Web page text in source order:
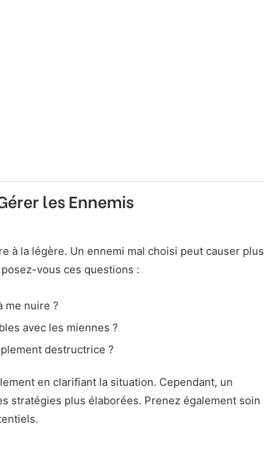
les Ennemis
à la légère. Un ennemi mal choisi peut causer plus
vous ces questions :
me nuire ?
avec les miennes ?
destructrice ?
en clarifiant la situation. Cependant, un
stratégies plus élaborées. Prenez également soin